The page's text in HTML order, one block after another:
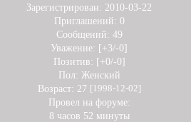
Зарегистрирован: 2010-03-22
Приглашений: 0
Сообщений: 49
Уважение: [+3/-0]
Позитив: [+0/-0]
Пол: Женский
Возраст: 27 [1998-12-02]
Провел на форуме:
8 часов 52 минуты